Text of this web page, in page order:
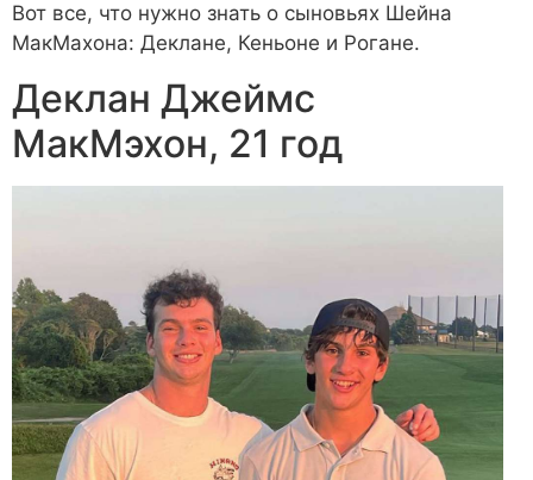
Вот все, что нужно знать о сыновьях Шейна
МакМахона: Деклане, Кеньоне и Рогане.
Деклан Джеймс
МакМэхон, 21 год